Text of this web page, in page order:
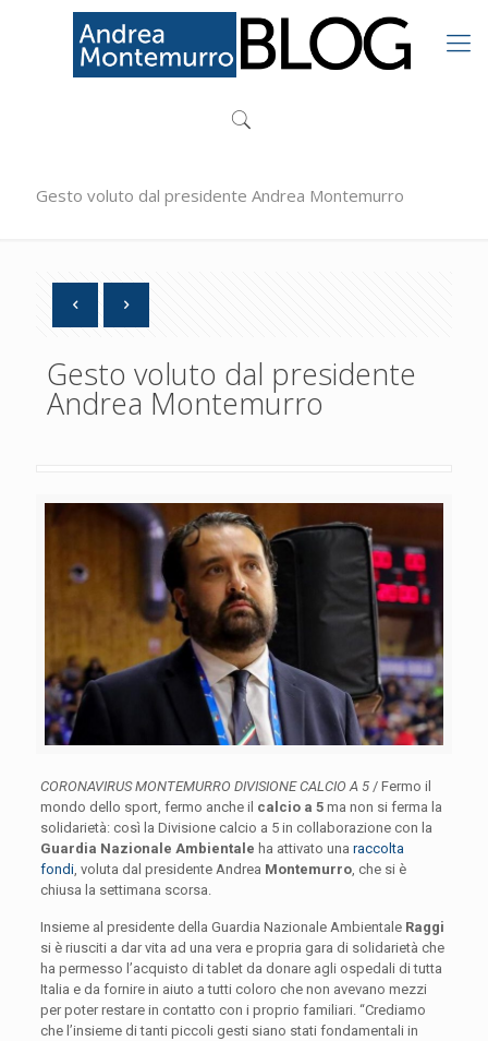
Gesto voluto dal presidente Andrea Montemurro
Gesto voluto dal presidente
Andrea Montemurro
CORONAVIRUS MONTEMURRO DIVISIONE CALCIO A 5/ Fermo il
mondo dello sport, fermo anche il calcio a 5ma non si ferma la
solidarietà: così la Divisione calcio a 5 in collaborazione con la
Guardia Nazionale Ambientale ha attivato una raccolta
fondi, voluta dal presidente Andrea Montemurro, che si è
chiusa la settimana scorsa.
Insieme al presidente della Guardia Nazionale Ambientale Raggi
si è riusciti a dar vita ad una vera e propria gara di solidarietà che
ha permesso l’acquisto di tablet da donare agli ospedali di tutta
Italia e da fornire in aiuto a tutti coloro che non avevano mezzi
per poter restare in contatto con i proprio familiari. “Crediamo
che l’insieme di tanti piccoli gesti siano stati fondamentali in